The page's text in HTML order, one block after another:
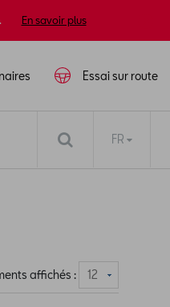
En savoir plus
Essai sur route
FR
affichés :